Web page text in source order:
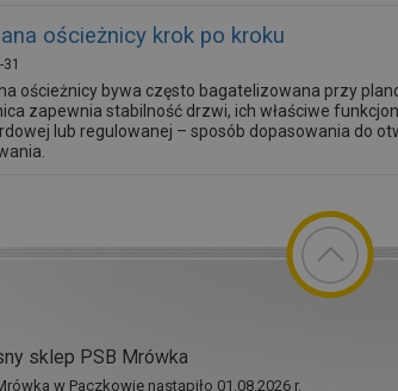
ościeżnicy krok po kroku
ościeżnicy bywa często bagatelizowana przy
zapewnia stabilność drzwi, ich właściwe
lub regulowanej – sposób dopasowania do
sklep PSB Mrówka
w Paczkowie nastąpiło 01.08.2026 r.